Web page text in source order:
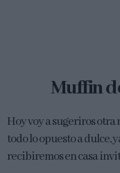
Muffin
Hoy voy a sugeriros
todo lo opuesto a dulce,
recibiremos en casa